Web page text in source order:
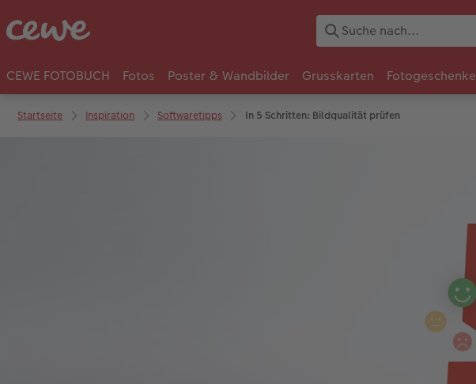
CEWE FOTOBUCH Fotos Poster & Wandbilder Grusskarten Fotogeschenke
Startseite Inspiration Softwaretipps In 5 Schritten: Bildqualität prüfen